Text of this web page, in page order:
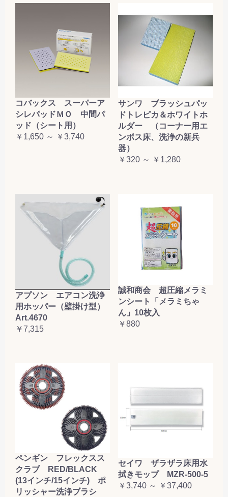
コバックス スーパーア
シレパッドＭＯ 中間パ
ッド（シート用）
￥1,650 ～ ￥3,740
サンワ ブラッシュパッ
ドトレピカ＆ホワイトホ
ルダー （コーナー用エ
ンボス床、洗浄の新兵
器）
￥320 ～ ￥1,280
アプソン エアコン洗浄
用ホッパー（壁掛け型）
Art.4670
￥7,315
誠和商会 超圧縮メラミ
ンシート「メラミちゃ
ん」10枚入
￥880
ペンギン フレックスス
クラブ RED/BLACK
(13インチ/15インチ) ポ
リッシャー洗浄ブラシ
セイワ ザラザラ床用水
拭きモップ MZR-500-5
￥3,740 ～ ￥37,400